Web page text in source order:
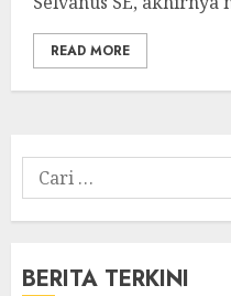
READ MORE
Cari
untuk:
BERITA TERKINI